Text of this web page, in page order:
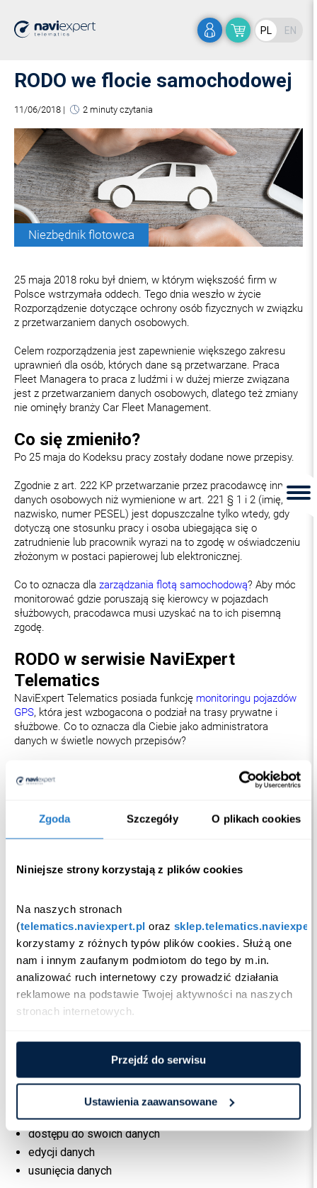
Zgoda Szczegóły O plikach cookies
Niniejsze strony korzystają z plików cookies
Na naszych stronach
(telematics.naviexpert.pl oraz
korzystamy z różnych typów plików cookies. Służą one
nam i innym zaufanym podmiotom do tego by m.in.
analizować ruch internetowy czy prowadzić działania
reklamowe na podstawie Twojej aktywności na naszych
stronach internetowych.
Przejdź do serwisu
Ustawienia zaawansowane
PL EN
RODO we flocie samochodowej
11/06/2018 | 2 minuty czytania
Niezbędnik flotowca
25 maja 2018 roku był dniem, w którym większość firm w
Polsce wstrzymała oddech. Tego dnia weszło w życie
Rozporządzenie dotyczące ochrony osób fizycznych w związku
z przetwarzaniem danych osobowych.
Celem rozporządzenia jest zapewnienie większego zakresu
uprawnień dla osób, których dane są przetwarzane. Praca
Fleet Managera to praca z ludźmi i w dużej mierze związana
jest z przetwarzaniem danych osobowych, dlatego też zmiany
nie ominęły branży Car Fleet Management.
Co się zmieniło?
Po 25 maja do Kodeksu pracy zostały dodane nowe przepisy.
Zgodnie z art. 222 KP przetwarzanie przez pracodawcę innych
danych osobowych niż wymienione w art. 221 § 1 i 2 (imię,
nazwisko, numer PESEL) jest dopuszczalne tylko wtedy, gdy
dotyczą one stosunku pracy i osoba ubiegająca się o
zatrudnienie lub pracownik wyrazi na to zgodę w oświadczeniu
złożonym w postaci papierowej lub elektronicznej.
Co to oznacza dla zarządzania flotą samochodową? Aby móc
monitorować gdzie poruszają się kierowcy w pojazdach
służbowych, pracodawca musi uzyskać na to ich pisemną
zgodę.
RODO w serwisie NaviExpert
Telematics
NaviExpert Telematics posiada funkcję monitoringu pojazdów
GPS, która jest wzbogacona o podział na trasy prywatne i
służbowe. Co to oznacza dla Ciebie jako administratora
danych w świetle nowych przepisów?
telematyczne kierowcy w ramach jego
czasu pracy
musisz uzyskać na to wyraźną zgodę. Przy czym brak
konsekwencji dla danego pracownika
telematyczne kierowcy, który korzysta z samochodu
obowiązującego go czasu pracy, musisz uzyskać
odrębną zgodę pracownika
Na konieczność uzyskania dodatkowej zgody od kierowcy
wskazuje art. 6 ust. 1 lit. a RODO.
Dodatkowo rozporządzenie uwzględnia prawo pracownika do:
dostępu do swoich danych
edycji danych
usunięcia danych